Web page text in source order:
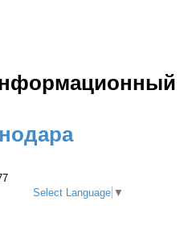
Select Language ▼